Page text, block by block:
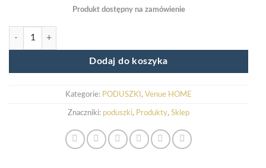
Produkt dostępny na zamówienie
ilość Komplet poduszek welurowych GŁĘBOKA CZERŃ
Dodaj do koszyka
Kategorie: PODUSZKI , Venue HOME
Znaczniki: poduszki, Produkty, Sklep